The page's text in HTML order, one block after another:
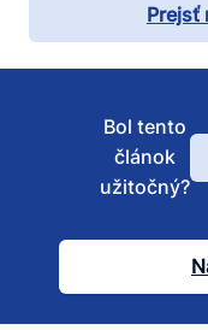
Prejsť
Bol tento
článok
užitočný?